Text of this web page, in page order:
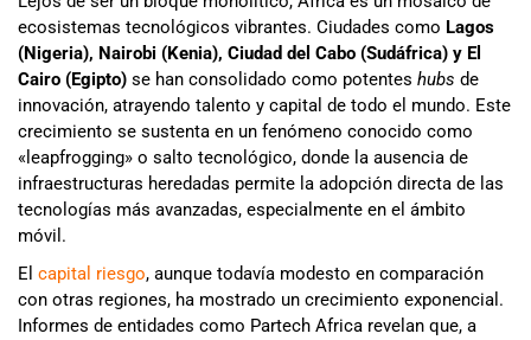
ecosistemas tecnológicos vibrantes. Ciudades como Lagos
(Nigeria), Nairobi (Kenia), Ciudad del Cabo (Sudáfrica) y El
Cairo (Egipto) se han consolidado como potentes hubs de
innovación, atrayendo talento y capital de todo el mundo. Este
crecimiento se sustenta en un fenómeno conocido como
«leapfrogging» o salto tecnológico, donde la ausencia de
infraestructuras heredadas permite la adopción directa de las
tecnologías más avanzadas, especialmente en el ámbito
móvil.
El capital riesgo, aunque todavía modesto en comparación
con otras regiones, ha mostrado un crecimiento exponencial.
Informes de entidades como Partech Africa revelan que, a